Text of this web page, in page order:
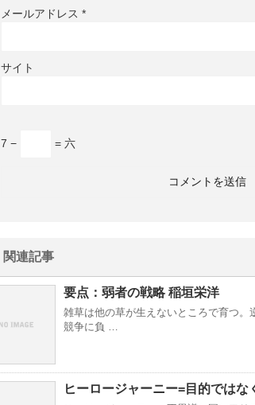
メールアドレス *
サイト
7 − = 六
関連記事
要点：弱者の戦略 稲垣栄洋
雑草は他の草が生えないところで育つ
競争に負 …
ヒーロージャーニー=目的ではな